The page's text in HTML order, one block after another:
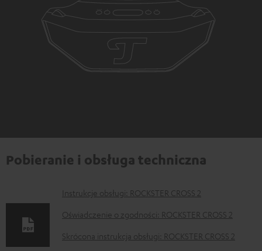
Pobieranie i obsługa techniczna
D
o
Instrukcje obsługi: ROCKSTER CROSS 2
Oświadczenie o zgodności: ROCKSTER CROSS 2
Skrócona instrukcja obsługi: ROCKSTER CROSS 2